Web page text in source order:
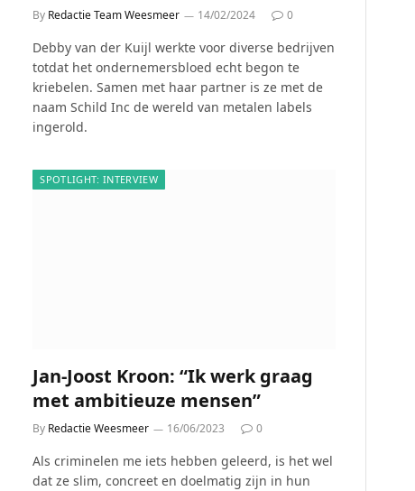
By Redactie Team Weesmeer 14/02/2024 0
Debby van der Kuijl werkte voor diverse bedrijven
totdat het ondernemersbloed echt begon te
kriebelen. Samen met haar partner is ze met de
naam Schild Inc de wereld van metalen labels
ingerold.
SPOTLIGHT: INTERVIEW
Jan-Joost Kroon: “Ik werk graag
met ambitieuze mensen”
By Redactie Weesmeer 16/06/2023 0
Als criminelen me iets hebben geleerd, is het wel
dat ze slim, concreet en doelmatig zijn in hun